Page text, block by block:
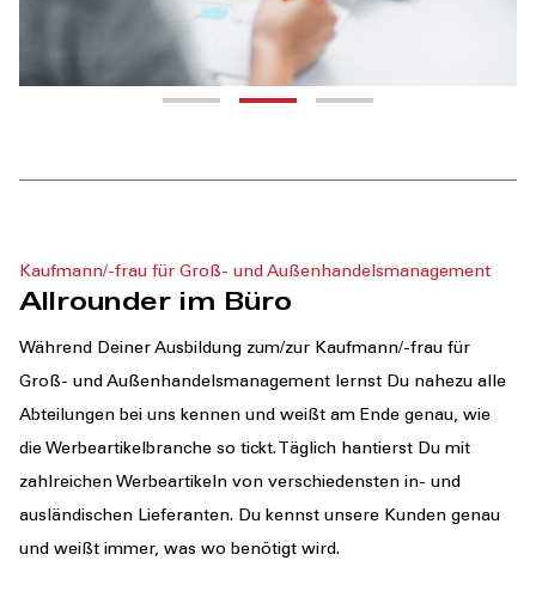
Kaufmann/-frau für Groß- und Außenhandelsmanagement
Allrounder im Büro
Während Deiner Ausbildung zum/zur Kaufmann/-frau für
Groß- und Außenhandelsmanagement lernst Du nahezu alle
Abteilungen bei uns kennen und weißt am Ende genau, wie
die Werbeartikelbranche so tickt. Täglich hantierst Du mit
zahlreichen Werbeartikeln von verschiedensten in- und
ausländischen Lieferanten. Du kennst unsere Kunden genau
und weißt immer, was wo benötigt wird.